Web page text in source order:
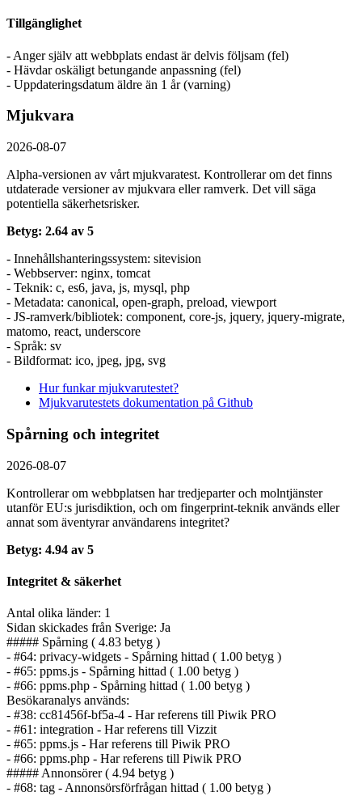
Tillgänglighet
- Anger själv att webbplats endast är delvis följsam (fel)
- Hävdar oskäligt betungande anpassning (fel)
- Uppdateringsdatum äldre än 1 år (varning)
Mjukvara
2026-08-07
Alpha-versionen av vårt mjukvaratest. Kontrollerar om det finns
utdaterade versioner av mjukvara eller ramverk. Det vill säga
potentiella säkerhetsrisker.
Betyg: 2.64 av 5
- Innehållshanteringssystem: sitevision
- Webbserver: nginx, tomcat
- Teknik: c, es6, java, js, mysql, php
- Metadata: canonical, open-graph, preload, viewport
- JS-ramverk/bibliotek: component, core-js, jquery, jquery-migrate,
matomo, react, underscore
- Språk: sv
- Bildformat: ico, jpeg, jpg, svg
Hur funkar mjukvarutestet?
Mjukvarutestets dokumentation på Github
Spårning och integritet
2026-08-07
Kontrollerar om webbplatsen har tredjeparter och molntjänster
utanför EU:s jurisdiktion, och om fingerprint-teknik används eller
annat som äventyrar användarens integritet?
Betyg: 4.94 av 5
Integritet & säkerhet
Antal olika länder: 1
Sidan skickades från Sverige: Ja
##### Spårning ( 4.83 betyg )
- #64: privacy-widgets - Spårning hittad ( 1.00 betyg )
- #65: ppms.js - Spårning hittad ( 1.00 betyg )
- #66: ppms.php - Spårning hittad ( 1.00 betyg )
Besökaranalys används:
- #38: cc81456f-bf5a-4 - Har referens till Piwik PRO
- #61: integration - Har referens till Vizzit
- #65: ppms.js - Har referens till Piwik PRO
- #66: ppms.php - Har referens till Piwik PRO
##### Annonsörer ( 4.94 betyg )
- #68: tag - Annonsörs­förfrågan hittad ( 1.00 betyg )